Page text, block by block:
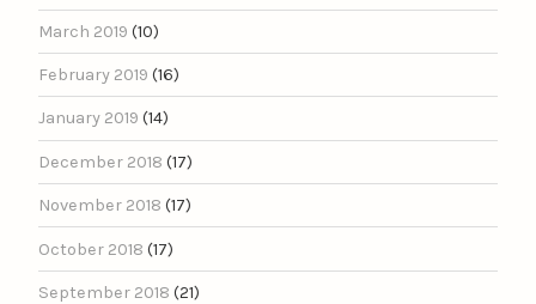
March 2019 (10)
February 2019 (16)
January 2019 (14)
December 2018 (17)
November 2018 (17)
October 2018 (17)
September 2018 (21)